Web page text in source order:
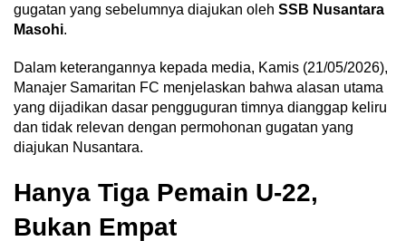
gugatan yang sebelumnya diajukan oleh SSB Nusantara
Masohi.
Dalam keterangannya kepada media, Kamis (21/05/2026),
Manajer Samaritan FC menjelaskan bahwa alasan utama
yang dijadikan dasar pengguguran timnya dianggap keliru
dan tidak relevan dengan permohonan gugatan yang
diajukan Nusantara.
Hanya Tiga Pemain U-22,
Bukan Empat